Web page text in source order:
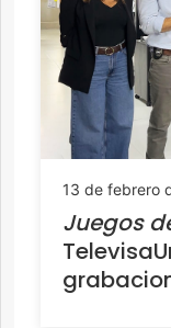
13 de febrero
Juegos